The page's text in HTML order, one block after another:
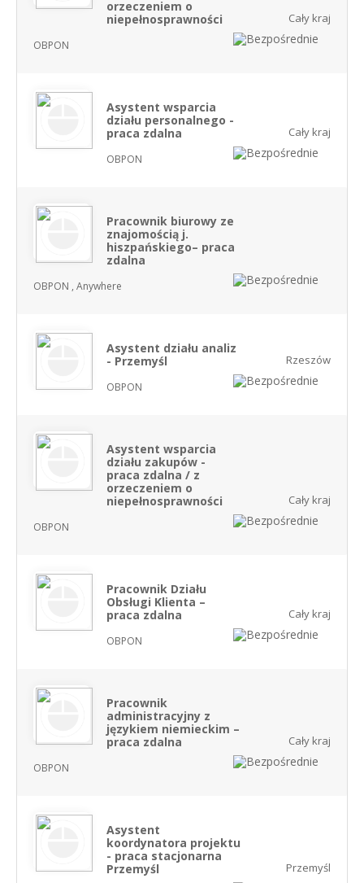
orzeczeniem o
niepełnosprawności
OBPON
Cały kraj
Asystent wsparcia
działu personalnego -
praca zdalna
OBPON
Cały kraj
Pracownik biurowy ze
znajomością j.
hiszpańskiego– praca
zdalna
OBPON , Anywhere
Asystent działu analiz
- Przemyśl
OBPON
Rzeszów
Asystent wsparcia
działu zakupów -
praca zdalna / z
orzeczeniem o
niepełnosprawności
OBPON
Cały kraj
Pracownik Działu
Obsługi Klienta –
praca zdalna
OBPON
Cały kraj
Pracownik
administracyjny z
językiem niemieckim –
praca zdalna
OBPON
Cały kraj
Asystent
koordynatora projektu
- praca stacjonarna
Przemyśl
Przemyśl